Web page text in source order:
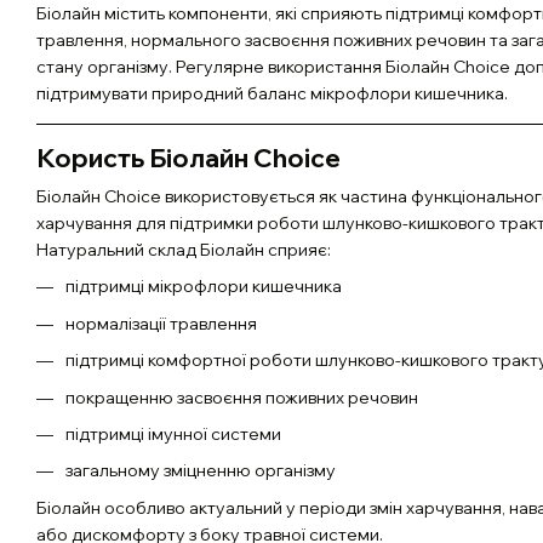
Біолайн містить компоненти, які сприяють підтримці
травлення, нормального засвоєння поживних речовин та
стану організму. Регулярне використання Біолайн Choice
підтримувати природний баланс мікрофлори кишечника.
Користь Біолайн Choice
Біолайн Choice використовується як частина
харчування для підтримки роботи шлунково-кишкового
Натуральний склад Біолайн сприяє:
підтримці мікрофлори кишечника
нормалізації травлення
підтримці комфортної роботи шлунково-кишкового
покращенню засвоєння поживних речовин
підтримці імунної системи
загальному зміцненню організму
Біолайн особливо актуальний у періоди змін харчування,
або дискомфорту з боку травної системи.